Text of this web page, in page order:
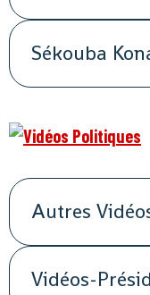
Sékouba
Autres
Vidéos-